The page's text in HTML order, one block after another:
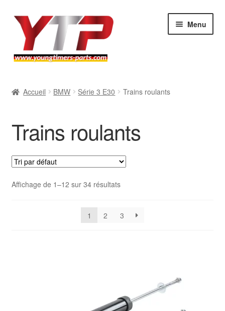
Aller
navigation
Aller
contenu
Menu
Mercedes
Porsche
Volkswagen
Accueil BMW Série 3 E30 Trains roulants
Trains roulants
Affichage de 1–12 sur 34 résultats
1 2 3